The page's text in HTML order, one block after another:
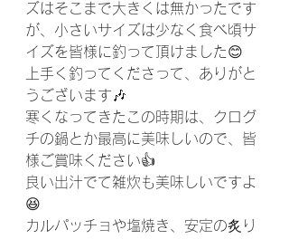
ズはそこまで大きくは無かったです
が、小さいサイズは少なく食べ頃サ
イズを皆様に釣って頂けました😊
上手く釣ってくださって、ありがと
うございます🎶
寒くなってきたこの時期は、クログ
チの鍋とか最高に美味しいので、皆
様ご賞味ください👍
良い出汁でて雑炊も美味しいですよ
😆
カルパッチョや塩焼き、安定の炙り